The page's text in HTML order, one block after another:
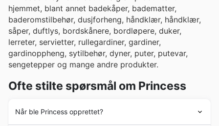
hjemmet, blant annet badekåper, badematter,
baderomstilbehør, dusjforheng, håndklær, håndklær,
såper, duftlys, bordskånere, bordløpere, duker,
lerreter, servietter, rullegardiner, gardiner,
gardinoppheng, sytilbehør, dyner, puter, putevar,
sengetepper og mange andre produkter.
Ofte stilte spørsmål om Princess
Når ble Princess opprettet?